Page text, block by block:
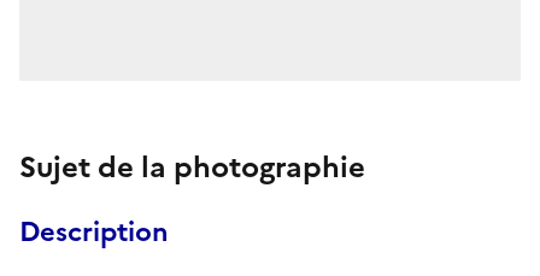
Sujet de la photographie
Description